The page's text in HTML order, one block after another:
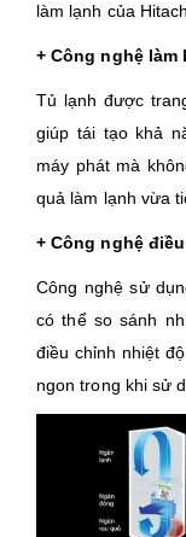
làm lạnh của
+ Công nghệ làm
Tủ lạnh được
giúp tái tạo khả
máy phát mà
quả làm lạnh vừa
+ Công nghệ
Công nghệ sử
có thể so sánh
điều chỉnh nhiệt
ngon trong khi sử